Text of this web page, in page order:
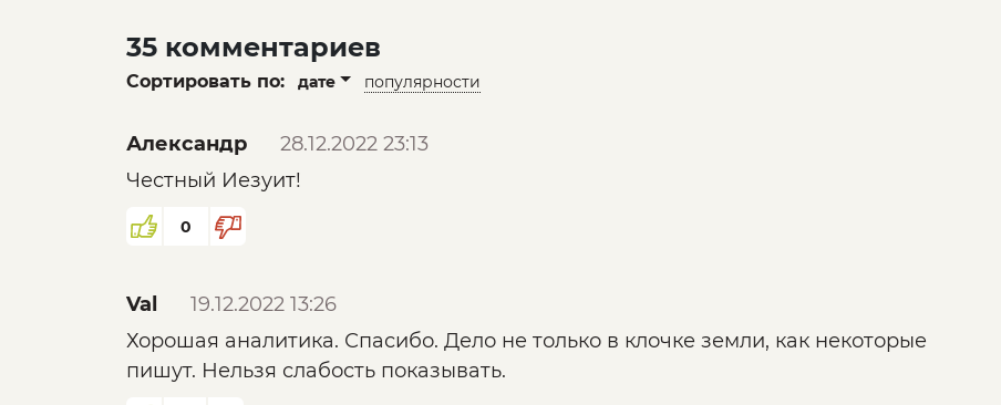
35 комментариев
Сортировать по: дате популярности
Александр
28.12.2022 23:13
Честный Иезуит!
0
Val
19.12.2022 13:26
Хорошая аналитика. Спасибо. Дело не только в клочке земли, как некоторые
пишут. Нельзя слабость показывать.